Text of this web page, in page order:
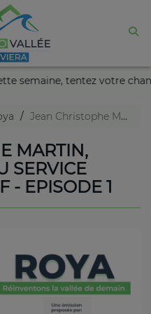
Cette semaine, tentez votre
Jean Christophe Martin, Responsable du service GEMAPI à la CARF - Episode 1
MARTIN,
SERVICE
- EPISODE 1